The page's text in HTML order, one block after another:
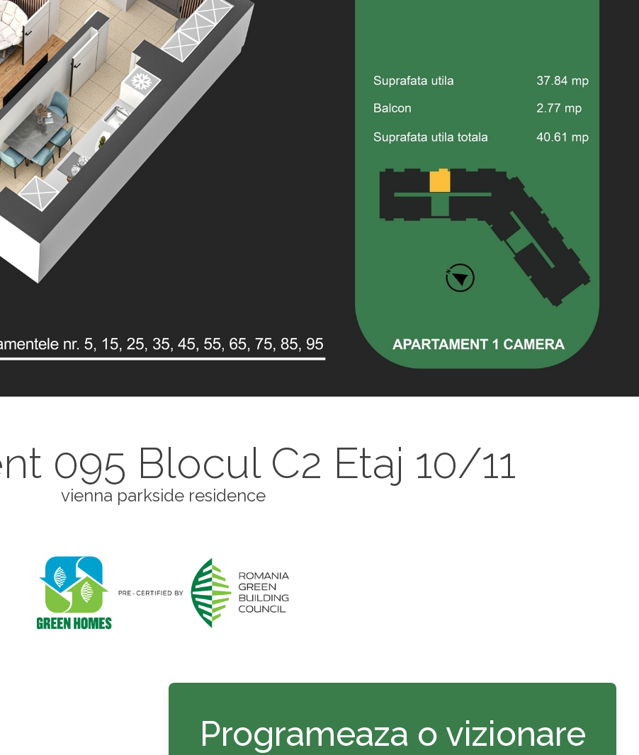
095 Blocul C2 Etaj 10/11
vienna parkside residence
Programeaza o vizionare